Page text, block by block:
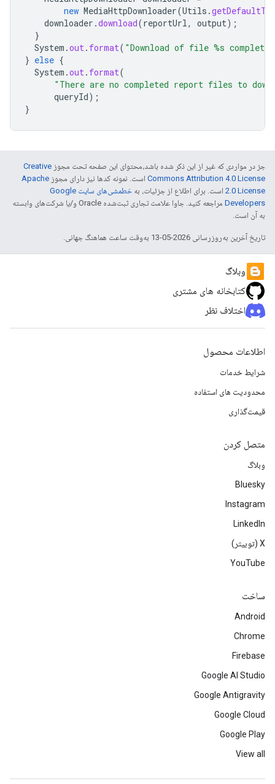
new MediaHttpDownloader(Utils .
downloader .download(reportUrl, output);
}
System .out. format( "Download of file %s
} else {
System .out. format(
"There are no completed report files to
queryId);
}
جز در مواردی که غیر از این ذکر شده باشد،‌محتوای این صفحه تحت مجوز Creative
Commons Attribution 4.0 License است. نمونه کدها نیز دارای مجوز Apache
2.0 License است. برای اطلاع از جزئیات، به
خطمشی‌های سایت Google
Developers‏
مراجعه کنید. جاوا علامت تجاری ثبت‌شده Oracle و/یا شرکت‌های وابسته
به آن است.
تاریخ آخرین به‌روزرسانی 2026-05-13 به‌وقت ساعت هماهنگ جهانی.
وبلاگ
کتابخانه های مشتری
اختلاف نظر
اطلاعات محصول
شرایط خدمات
محدودیت های استفاده
قیمت‌گذاری
متصل کردن
وبلاگ
Bluesky
Instagram
LinkedIn
‫X (توییتر)
YouTube
ساخت
Android
Chrome
Firebase
Google AI Studio
Google Antigravity
Google Cloud
Google Play
View all